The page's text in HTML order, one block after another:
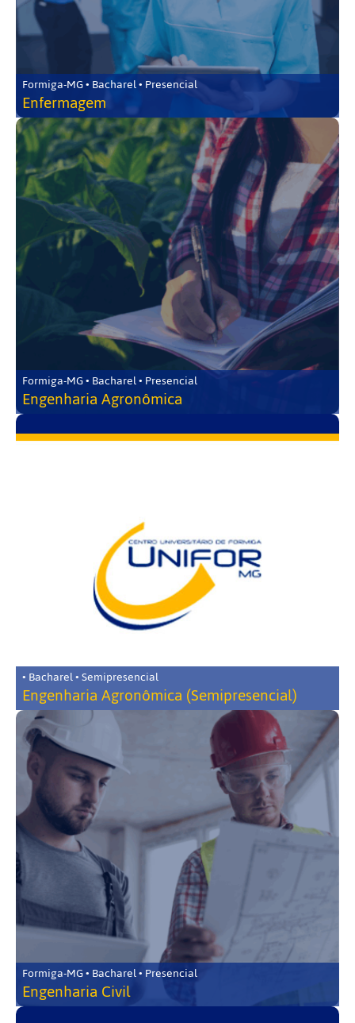
Formiga-MG • Bacharel • Presencial
Enfermagem
Formiga-MG • Bacharel • Presencial
Engenharia Agronômica
• Bacharel • Semipresencial
Engenharia Agronômica (Semipresencial)
Formiga-MG • Bacharel • Presencial
Engenharia Civil